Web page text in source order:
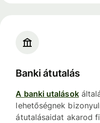
Banki átutalás
A banki utalások
lehetőségnek
átutalásaidat akarod